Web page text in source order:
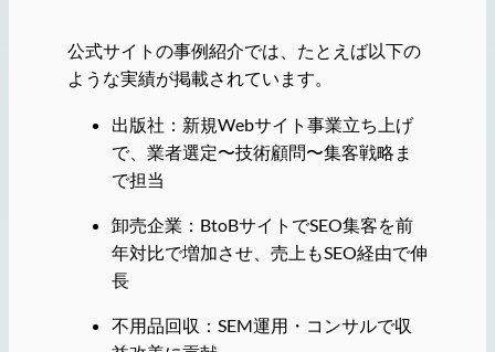
公式サイトの事例紹介では、たとえば以下の
ような実績が掲載されています。
出版社：新規Webサイト事業立ち上げ
で、業者選定〜技術顧問〜集客戦略ま
で担当
卸売企業：BtoBサイトでSEO集客を前
年対比で増加させ、売上もSEO経由で伸
長
不用品回収：SEM運用・コンサルで収